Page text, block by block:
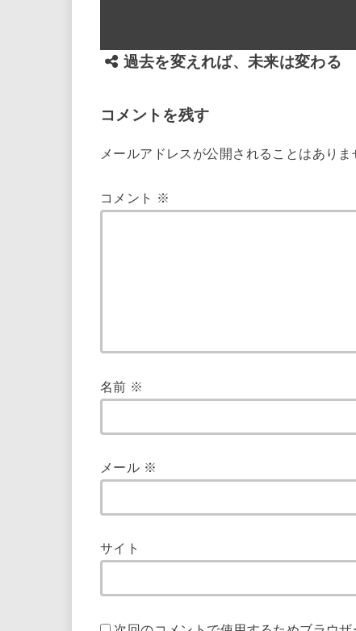
過去を変えれば、未来は変わる
コメントを残す
メールアドレスが公開されることはありま
コメント ※
名前 ※
メール ※
サイト